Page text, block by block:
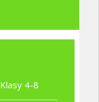
Klasy 4-8